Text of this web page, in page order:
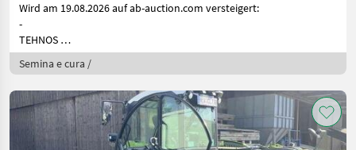
Wird am 19.08.2026 auf ab-auction.com versteigert:
-
TEHNOS
MULS
Semina e cura /